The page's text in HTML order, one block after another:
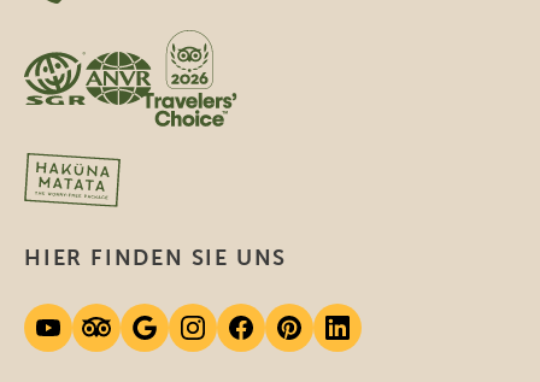
HIER FINDEN SIE UNS